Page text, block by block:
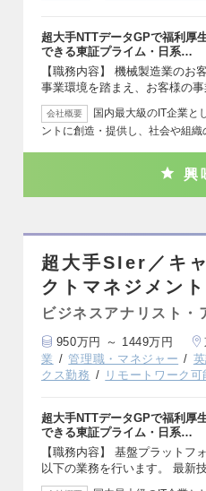
超大手NTTデータGPで福利厚
できる東証プライム・日系…
【職務内容】 機械製造業のお
事業環境を踏まえ、お客様の
会社概要
国内最大級のIT企業と
ントに創造・提供し、社会や組
興
超大手SIer／キ
クトマネジメン
ビジネスアナリスト・
950万円 ～ 1449万円
業
管理職・マネジャー
クス勤務
リモートワーク可
超大手NTTデータGPで福利厚
できる東証プライム・日系…
【職務内容】 基盤プラットフ
以下の業務を行います。 最新